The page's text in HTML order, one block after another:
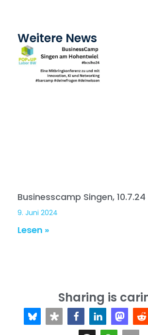
Weitere News
Businesscamp Singen, 10.7.24
9. Juni 2024
Lesen »
Sharing is